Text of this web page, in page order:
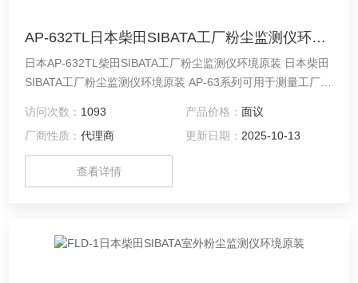
AP-632TL日本柴田SIBATA工厂粉尘监测仪环境原装
日本AP-632TL柴田SIBATA工厂粉尘监测仪环境原装 日本柴田
SIBATA工厂粉尘监测仪环境原装 AP-63系列可用于测量工厂、
尘暴露测试、动物吸入实验的浓度控制以及通风和空气净化设
备的控制. 设计为粉尘浓度计。
访问次数： 1093 产品价格： 面议
厂商性质：代理商 更新日期： 2025-10-13
查看详情